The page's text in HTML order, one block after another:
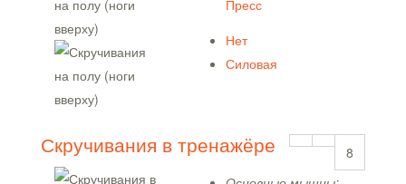
Пресс
Нет
Силовая
8
Скручивания в тренажёре